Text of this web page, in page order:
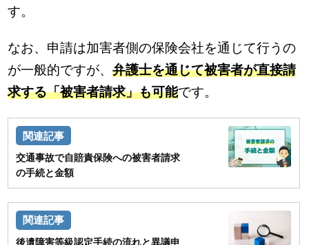
す。
なお、申請は加害者側の保険会社を通じて行うの
が一般的ですが、弁護士を通じて被害者が直接請
求する「被害者請求」も可能です。
交通事故で自賠責保険への被害者請求
の手続と金額
後遺障害等級認定手続の流れと異議申